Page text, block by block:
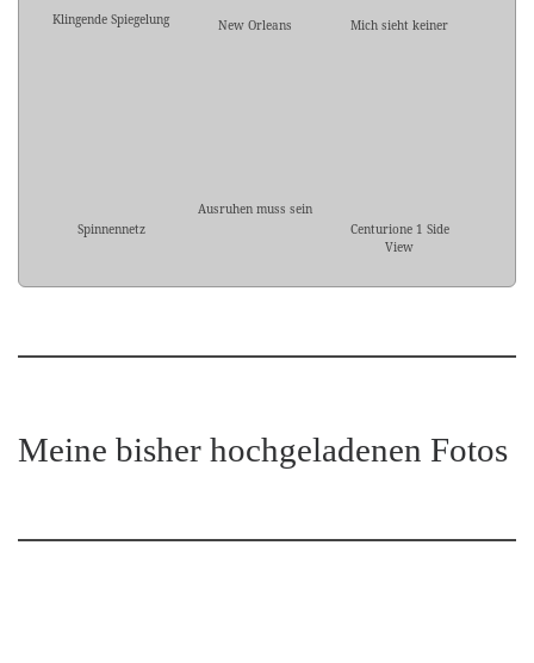
Klingende Spiegelung New Orleans Mich sieht keiner
Spinnennetz
Ausruhen muss sein
Centurione 1 Side
View
Meine bisher hochgeladenen Fotos